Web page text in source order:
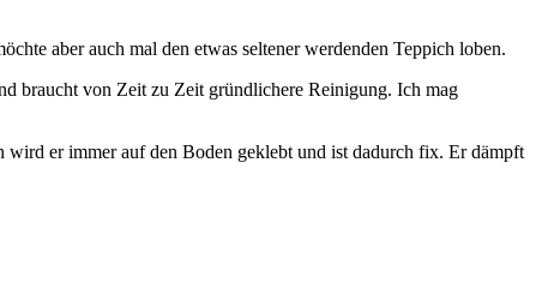
aber auch mal den etwas seltener werdenden Teppich loben.
braucht von Zeit zu Zeit gründlichere Reinigung. Ich mag
wird er immer auf den Boden geklebt und ist dadurch fix. Er dämpft